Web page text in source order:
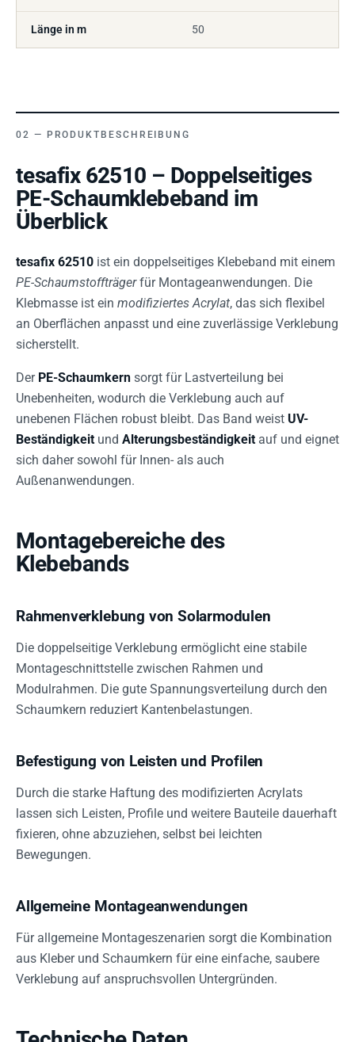
Länge in m 50
PRODUKTBESCHREIBUNG
tesafix 62510 – Doppelseitiges
PE-Schaumklebeband im
Überblick
tesafix 62510 ist ein doppelseitiges Klebeband mit einem
PE-Schaumstoffträgerfür Montageanwendungen. Die
Klebmasse ist ein modifiziertes Acrylat, das sich flexibel
an Oberflächen anpasst und eine zuverlässige Verklebung
sicherstellt.
Der PE-Schaumkern sorgt für Lastverteilung bei
Unebenheiten, wodurch die Verklebung auch auf
unebenen Flächen robust bleibt. Das Band weist UV-
Beständigkeit und Alterungsbeständigkeit auf und eignet
sich daher sowohl für Innen- als auch
Außenanwendungen.
Montagebereiche des
Klebebands
Rahmenverklebung von Solarmodulen
Die doppelseitige Verklebung ermöglicht eine stabile
Montageschnittstelle zwischen Rahmen und
Modulrahmen. Die gute Spannungsverteilung durch den
Schaumkern reduziert Kantenbelastungen.
Befestigung von Leisten und Profilen
Durch die starke Haftung des modifizierten Acrylats
lassen sich Leisten, Profile und weitere Bauteile dauerhaft
fixieren, ohne abzuziehen, selbst bei leichten
Bewegungen.
Allgemeine Montageanwendungen
Für allgemeine Montageszenarien sorgt die Kombination
aus Kleber und Schaumkern für eine einfache, saubere
Verklebung auf anspruchsvollen Untergründen.